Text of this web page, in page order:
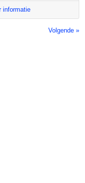
informatie
Volgende »